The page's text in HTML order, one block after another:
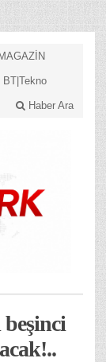
MAGAZİN
BT|Tekno
Haber Ara